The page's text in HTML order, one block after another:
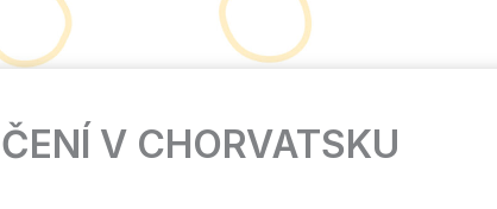
V CHORVATSKU